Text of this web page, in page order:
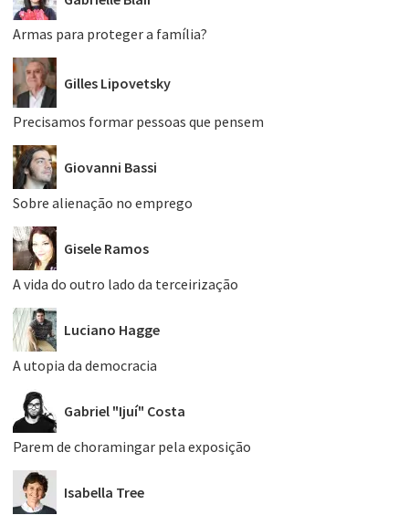
Armas para proteger a família?
Gilles Lipovetsky
Precisamos formar pessoas que pensem
Giovanni Bassi
Sobre alienação no emprego
Gisele Ramos
A vida do outro lado da terceirização
Luciano Hagge
A utopia da democracia
Gabriel "Ijuí" Costa
Parem de choramingar pela exposição
Isabella Tree